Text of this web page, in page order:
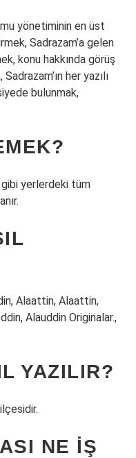
yönetiminin en üst
Sadrazam’a gelen
konu hakkında görüş
her yazılı
bulunmak,
yerlerdeki tüm
Alaattin, Alaattin,
Alauddin Originalar.,
YAZILIR?
NE IŞ